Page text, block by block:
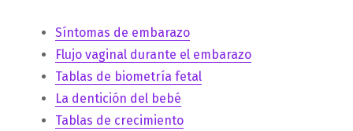
Síntomas de embarazo
Flujo vaginal durante el embarazo
Tablas de biometría fetal
La dentición del bebé
Tablas de crecimiento